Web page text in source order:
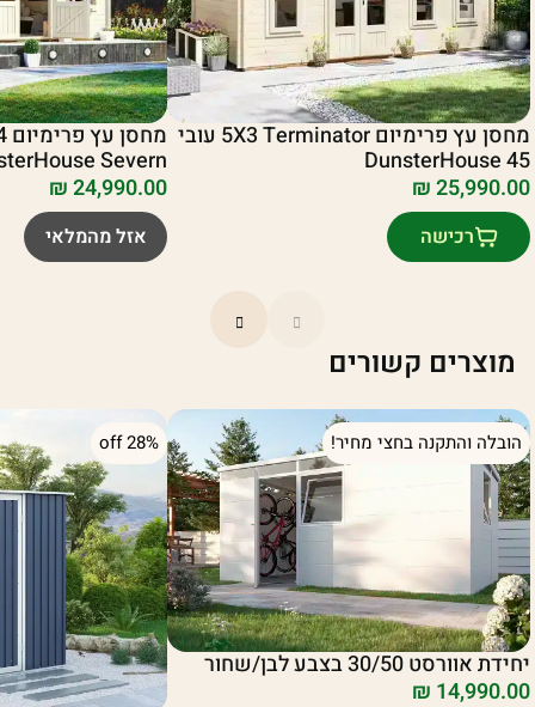
מחסן עץ פרימיום 5X3 Terminator עובי
45 DunsterHouse
₪25,990.00
רכישה
Severn
₪24,990.00
אזל מהמלאי
מוצרים קשורים
הובלה והתקנה בחצי מחיר!
יחידת אוורסט 30/50 בצבע לבן/שחור
₪ 14,990.00
28% off